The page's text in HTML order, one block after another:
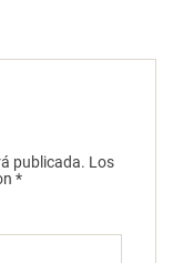
publicada. Los
*